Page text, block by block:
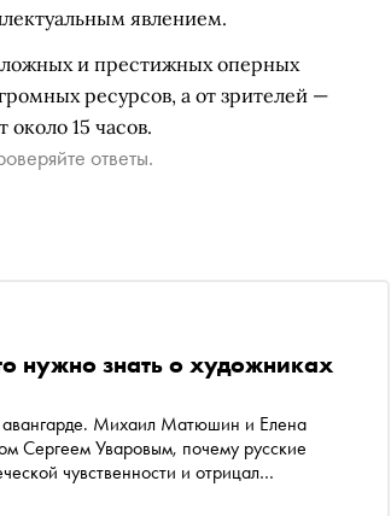
явлением.
и престижных оперных
ресурсов, а от зрителей —
15 часов.
ответы.
нужно знать о художниках
авангарде. Михаил Матюшин и Елена
Сергеем Уваровым, почему русские
чувственности и отрицал